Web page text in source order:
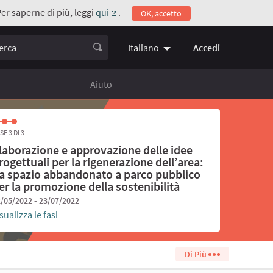
saperne di più, leggi qui
(Collegamento esterno)
. OK, accetto
Italiano Choose language
Accedi
Aiuto
3 DI 3
e approvazione delle idee
per la rigenerazione dell’area:
spazio abbandonato a parco pubblico
la promozione della sostenibilità
05/2022 - 23/07/2022
le fasi
Di Più